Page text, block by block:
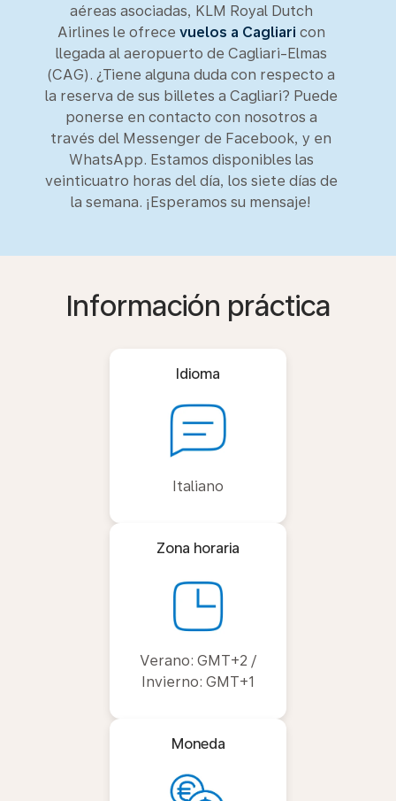
aéreas asociadas, KLM Royal Dutch
Airlines le ofrece vuelos a Cagliari con
llegada al aeropuerto de Cagliari-Elmas
(CAG). ¿Tiene alguna duda con respecto a
la reserva de sus billetes a Cagliari? Puede
ponerse en contacto con nosotros a
través del Messenger de Facebook, y en
WhatsApp. Estamos disponibles las
veinticuatro horas del día, los siete días de
la semana. ¡Esperamos su mensaje!
Información práctica
Idioma
Italiano
Zona horaria
Verano: GMT+2 /
Invierno: GMT+1
Moneda